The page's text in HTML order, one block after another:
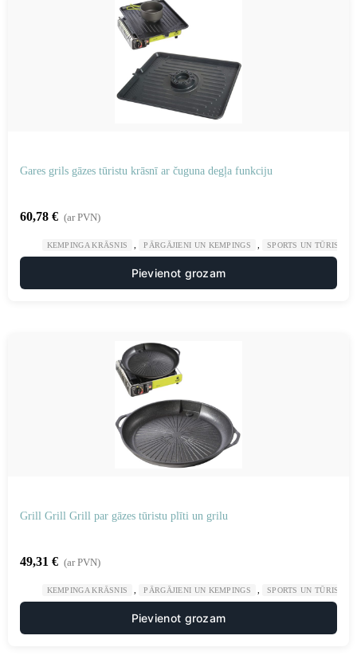
Gares grils gāzes tūristu krāsnī ar čuguna degļa funkciju
60,78 € (ar PVN)
KEMPINGA KRĀSNIS PĀRGĀJIENI UN KEMPINGS SPORTS UN TŪRISMS
Pievienot grozam
Grill Grill Grill par gāzes tūristu plīti un grilu
49,31 € (ar PVN)
KEMPINGA KRĀSNIS PĀRGĀJIENI UN KEMPINGS SPORTS UN TŪRISMS
Pievienot grozam